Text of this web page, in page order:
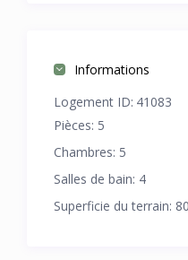
Informations
Logement ID: 41083
Pièces: 5
Chambres: 5
Salles de bain: 4
Superficie du terrain: